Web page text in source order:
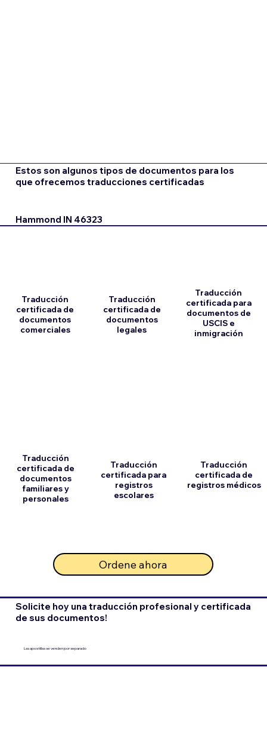
Estos son algunos tipos de documentos para los
que ofrecemos traducciones certificadas
Hammond IN 46323
Traducción
certificada de
documentos
comerciales
Traducción
certificada de
documentos
familiares y
personales
Traducción
certificada de
documentos
legales
Traducción
certificada para
registros
escolares
Ordene ahora
Traducción
certificada para
documentos de
USCIS e
inmigración
Traducción
certificada de
registros médicos
Solicite hoy una traducción profesional y certificada
de sus documentos!
Las apostillas se venden por separado